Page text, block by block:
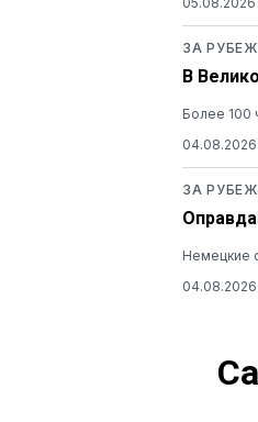
ЗА
В
Более 100
04.08.2026
ЗА
Немецкие
04.08.2026